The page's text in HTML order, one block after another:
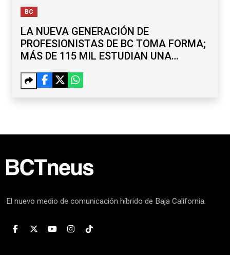
BC
LA NUEVA GENERACIÓN DE
PROFESIONISTAS DE BC TOMA FORMA;
MÁS DE 115 MIL ESTUDIAN UNA
El nuevo medio de comunicación híbrido de Baja California.